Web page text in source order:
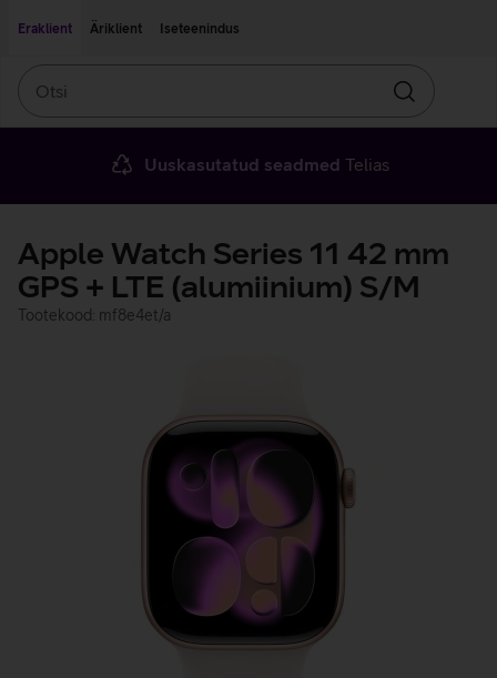
Eraklient
Äriklient Iseteenindus
Otsin
Uuskasutatud seadmed Telias
Apple Watch Series 11 42 mm
GPS + LTE (alumiinium) S/M
Tootekood: mf8e4et/a